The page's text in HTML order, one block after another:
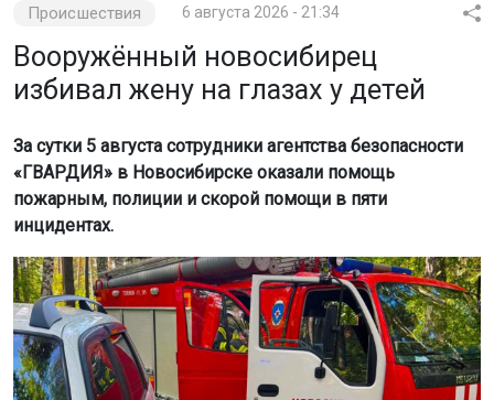
спортсменов и 50 тренеров.
Минспорт НСО
Спартакиада проводится в рамках государственной
программы «Спорт России», сообщили в